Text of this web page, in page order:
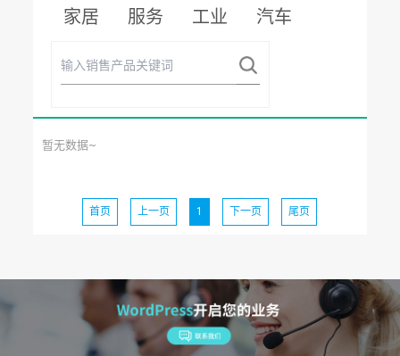
家居
服务 工业 汽车
暂无数据~
首页 上一页 1 下一页 尾页